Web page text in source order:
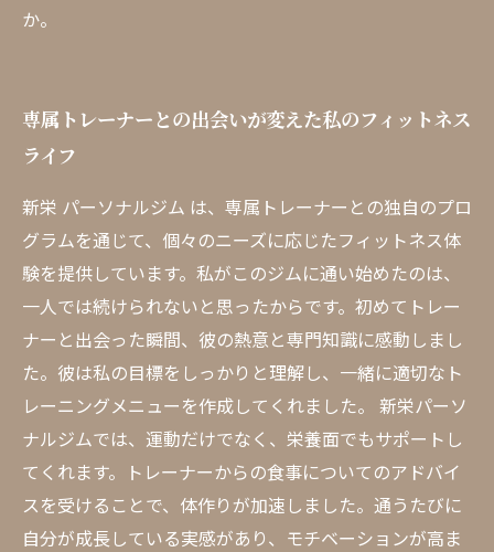
か。
専属トレーナーとの出会いが変えた私のフィットネス
ライフ
新栄 パーソナルジム は、専属トレーナーとの独自のプロ
グラムを通じて、個々のニーズに応じたフィットネス体
験を提供しています。私がこのジムに通い始めたのは、
一人では続けられないと思ったからです。初めてトレー
ナーと出会った瞬間、彼の熱意と専門知識に感動しまし
た。彼は私の目標をしっかりと理解し、一緒に適切なト
レーニングメニューを作成してくれました。 新栄パーソ
ナルジムでは、運動だけでなく、栄養面でもサポートし
てくれます。トレーナーからの食事についてのアドバイ
スを受けることで、体作りが加速しました。通うたびに
自分が成長している実感があり、モチベーションが高ま